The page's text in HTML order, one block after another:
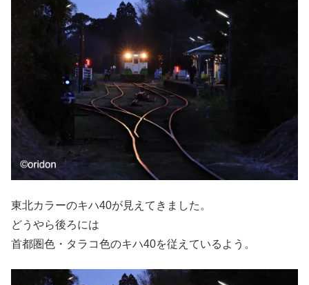
東北カラーのキハ40が見えてきました。
どうやら後ろには
首都圏色・タラコ色のキハ40を従えているよう。